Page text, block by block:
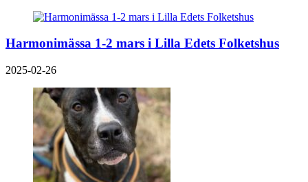
Harmonimässa 1-2 mars i Lilla Edets Folketshus
2025-02-26